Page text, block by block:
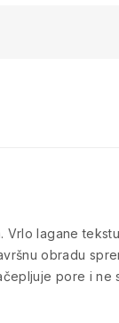
Vrlo lagane
obradu
pore i ne